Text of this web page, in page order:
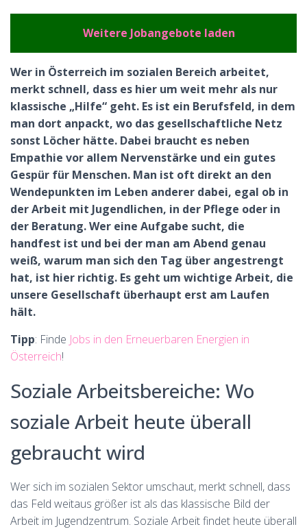
Weitere Jobangebote laden
Wer in Österreich im sozialen Bereich arbeitet,
merkt schnell, dass es hier um weit mehr als nur
klassische „Hilfe“ geht. Es ist ein Berufsfeld, in dem
man dort anpackt, wo das gesellschaftliche Netz
sonst Löcher hätte. Dabei braucht es neben
Empathie vor allem Nervenstärke und ein gutes
Gespür für Menschen. Man ist oft direkt an den
Wendepunkten im Leben anderer dabei, egal ob in
der Arbeit mit Jugendlichen, in der Pflege oder in
der Beratung. Wer eine Aufgabe sucht, die
handfest ist und bei der man am Abend genau
weiß, warum man sich den Tag über angestrengt
hat, ist hier richtig. Es geht um wichtige Arbeit, die
unsere Gesellschaft überhaupt erst am Laufen
hält.
Tipp: Finde Jobs in den Erneuerbaren Energien in
Österreich!
Soziale Arbeitsbereiche: Wo
soziale Arbeit heute überall
gebraucht wird
Wer sich im sozialen Sektor umschaut, merkt schnell, dass
das Feld weitaus größer ist als das klassische Bild der
Arbeit im Jugendzentrum. Soziale Arbeit findet heute überall